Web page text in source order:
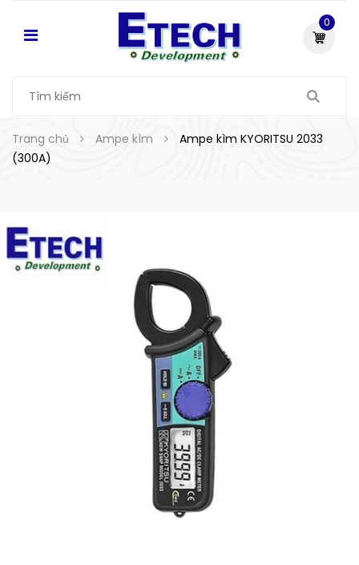
0
Trang chủ Ampe kìm
Ampe kìm KYORITSU 2033
(300A)